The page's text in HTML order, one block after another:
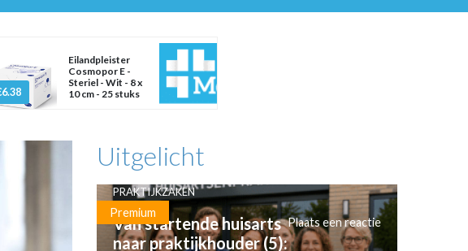
Eilandpleister
Cosmopor E -
Steriel - Wit - 8 x
10 cm - 25 stuks
Uitgelicht
Premium
PRAKTIJKZAKEN
Van startende huisarts
naar praktijkhouder (5):
Plaats een reactie